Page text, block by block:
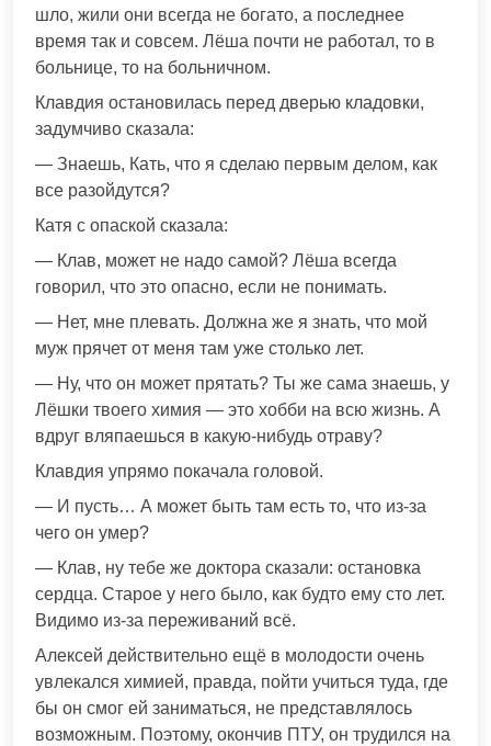
шло, жили они всегда не богато, а последнее
время так и совсем. Лёша почти не работал, то в
больнице, то на больничном.
Клавдия остановилась перед дверью кладовки,
задумчиво сказала:
— Знаешь, Кать, что я сделаю первым делом, как
все разойдутся?
Катя с опаской сказала:
— Клав, может не надо самой? Лёша всегда
говорил, что это опасно, если не понимать.
— Нет, мне плевать. Должна же я знать, что мой
муж прячет от меня там уже столько лет.
— Ну, что он может прятать? Ты же сама знаешь, у
Лёшки твоего химия — это хобби на всю жизнь. А
вдруг вляпаешься в какую-нибудь отраву?
Клавдия упрямо покачала головой.
— И пусть… А может быть там есть то, что из-за
чего он умер?
— Клав, ну тебе же доктора сказали: остановка
сердца. Старое у него было, как будто ему сто лет.
Видимо из-за переживаний всё.
Алексей действительно ещё в молодости очень
увлекался химией, правда, пойти учиться туда, где
бы он смог ей заниматься, не представлялось
возможным. Поэтому, окончив ПТУ, он трудился на